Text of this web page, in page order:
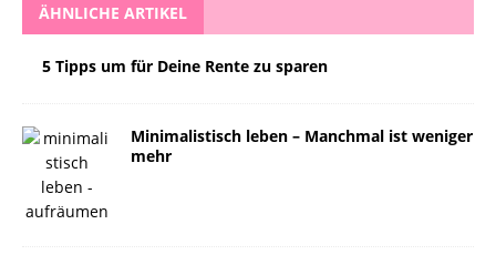
ÄHNLICHE ARTIKEL
5 Tipps um für Deine Rente zu sparen
Minimalistisch leben – Manchmal ist weniger
mehr